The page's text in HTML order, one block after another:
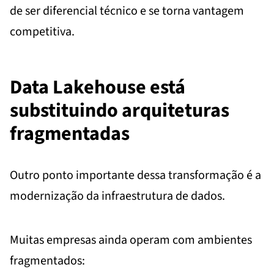
de ser diferencial técnico e se torna vantagem
competitiva.
Data Lakehouse está
substituindo arquiteturas
fragmentadas
Outro ponto importante dessa transformação é a
modernização da infraestrutura de dados.
Muitas empresas ainda operam com ambientes
fragmentados: